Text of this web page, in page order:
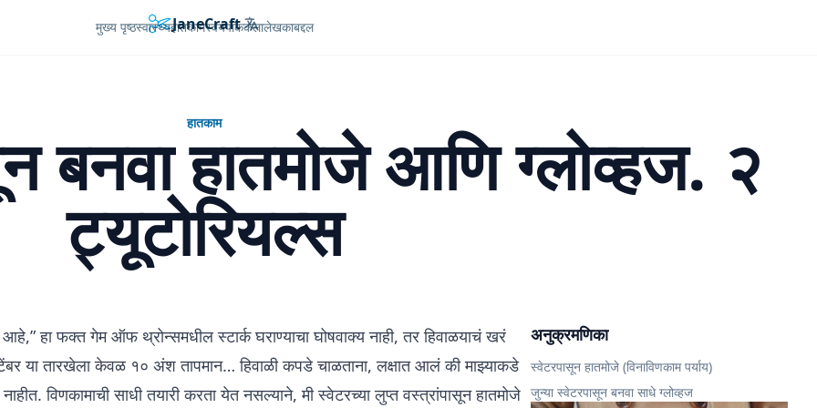
JaneCraft Languages
मुख्य पृष्ठस्वास्थ्यहातकामस्वयंपाककलालेखकाबद्दल
हातकाम
बनवा हातमोजे आणि ग्लोव्हज. २
ट्यूटोरियल्स
हा फक्त गेम ऑफ थ्रोन्समधील स्टार्क घराण्याचा घोषवाक्य नाही, तर हिवाळयाचं खरं
या तारखेला केवळ १० अंश तापमान… हिवाळी कपडे चाळताना, लक्षात आलं की माझ्याकडे
विणकामाची साधी तयारी करता येत नसल्याने, मी स्वेटरच्या लुप्त वस्त्रांपासून हातमोजे
अनुक्रमणिका
स्वेटरपासून हातमोजे (विनाविणकाम पर्याय)
जुन्या स्वेटरपासून बनवा साधे ग्लोव्हज